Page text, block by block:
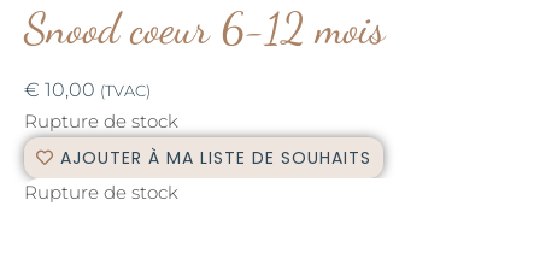
Snood coeur 6-12 mois
€ 10,00 (TVAC)
Rupture de stock
AJOUTER À MA LISTE DE SOUHAITS
Rupture de stock